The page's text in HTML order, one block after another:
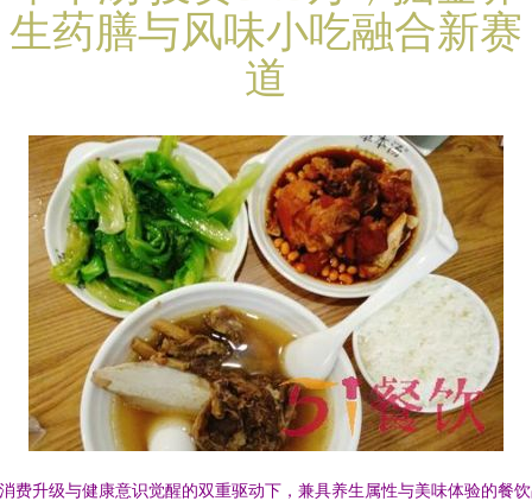
生药膳与风味小吃融合新赛
道
费升级与健康意识觉醒的双重驱动下，兼具养生属性与美味体验的餐